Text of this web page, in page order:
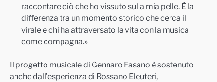
raccontare ciò che ho vissuto sulla mia pelle. È la
differenza tra un momento storico che cerca il
virale e chi ha attraversato la vita con la musica
come compagna.»
Il progetto musicale di Gennaro Fasano è sostenuto
anche dall’esperienza di Rossano Eleuteri,